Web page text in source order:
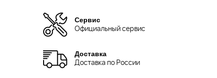
Сервис
Официальный сервис
Доставка
Доставка по России